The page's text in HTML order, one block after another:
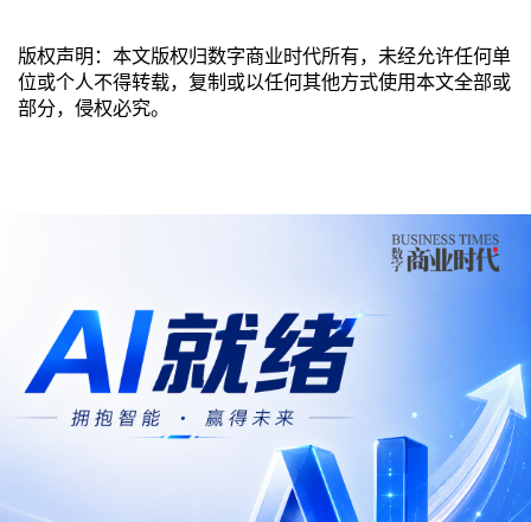
版权声明：本文版权归数字商业时代所有，未经允许任何单
位或个人不得转载，复制或以任何其他方式使用本文全部或
部分，侵权必究。